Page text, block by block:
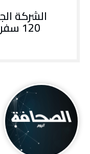
الشركة
120